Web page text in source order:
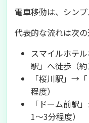
電車移動は、シン
代表的な流れは次の
スマイルホテ
駅」へ徒歩（約
「桜川駅」→
程度）
「ドーム前駅
1〜3分程度）